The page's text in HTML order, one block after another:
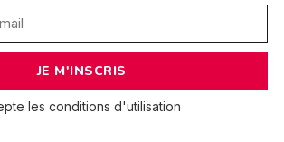
les conditions d'utilisation